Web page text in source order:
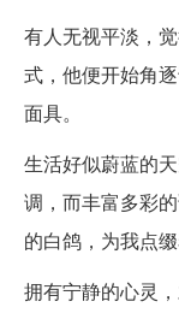
有人无视平淡，
式，他便开始角
面具。
生活好似蔚蓝的
调，而丰富多彩
的白鸽，为我点
拥有宁静的心灵